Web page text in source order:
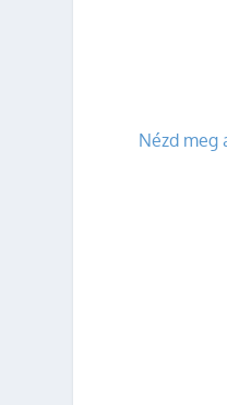
Nézd meg